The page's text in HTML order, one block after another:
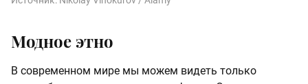
Модное этно
В современном мире мы можем видеть только